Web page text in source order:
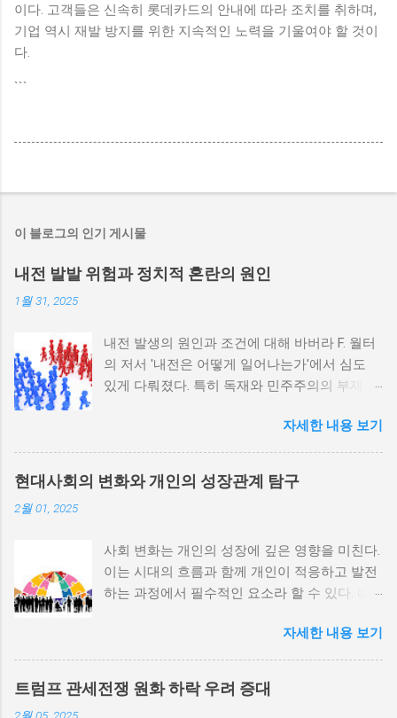
이다. 고객들은 신속히 롯데카드의 안내에 따라 조치를 취하며,
기업 역시 재발 방지를 위한 지속적인 노력을 기울여야 할 것이
다.
```
이 블로그의 인기 게시물
내전 발발 위험과 정치적 혼란의 원인
1월 31, 2025
내전 발생의 원인과 조건에 대해 바버라 F. 월터
의 저서 '내전은 어떻게 일어나는가'에서 심도
있게 다뤄졌다. 특히 독재와 민주주의의 부재가
정치적 파벌화와 경제·군사 체제의 불안정성이
내전의 촉매제가 된다는 사실은 우리에게 중요
한 교훈을 준다. 정치적 불안정성과 내전 발발
위험 정치적 불안정성은 내전 발발의 핵심 요인
적 갈등이 심화되고, 이로 인해 내전의 위험이
증가한다. 이와 같은 경우, 국민들은 정부에 대
한 불만을 느끼고, 체제 전복을 위해 무장 세력
역사적으로도 정치적 불안정성이 높은 국가에
서는 종종 내전이 발발했던 예가 많다. 이러한
비극적인 상황을 방지하기 위해서는 먼저 정치
자세한 내용 보기
현대사회의 변화와 개인의 성장관계 탐구
2월 01, 2025
사회 변화는 개인의 성장에 깊은 영향을 미친다.
이는 시대의 흐름과 함께 개인이 적응하고 발전
하는 과정에서 필수적인 요소라 할 수 있다. 따
탐구하는 것이 필요하다. 사회 변화의 의미와 구
조 사회 변화란 특정 사회의 구조, 문화, 가치관
등이 시간이 지남에 따라 변화하는 과정을 의미
한다. 이러한 변화는 다양한 요인에 의해 발생할
자세한 내용 보기
트럼프 관세전쟁 원화 하락 우려 증대
2월 05, 2025